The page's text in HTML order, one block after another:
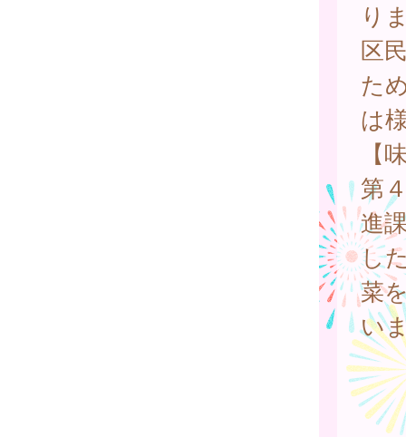
り
区
た
は
【
第
進
し
菜
い